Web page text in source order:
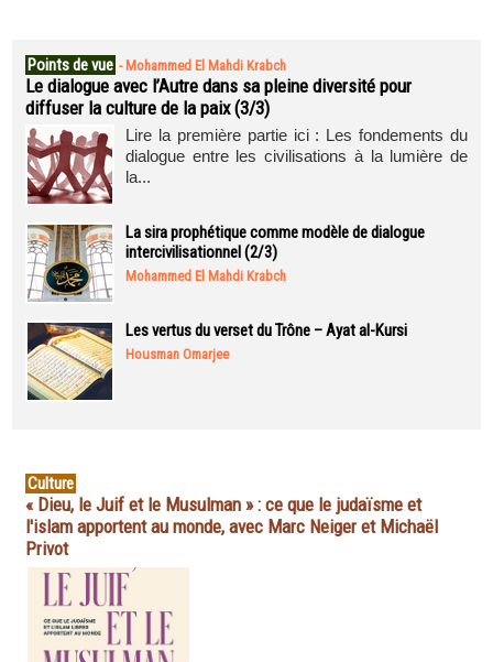
Points de vue - Mohammed El Mahdi Krabch
Le dialogue avec l’Autre dans sa pleine diversité pour
diffuser la culture de la paix (3/3)
Lire la première partie ici : Les fondements du
dialogue entre les civilisations à la lumière de
la...
La sira prophétique comme modèle de dialogue
intercivilisationnel (2/3)
Mohammed El Mahdi Krabch
Les vertus du verset du Trône – Ayat al-Kursi
Housman Omarjee
Culture
« Dieu, le Juif et le Musulman » : ce que le judaïsme et
l'islam apportent au monde, avec Marc Neiger et Michaël
Privot